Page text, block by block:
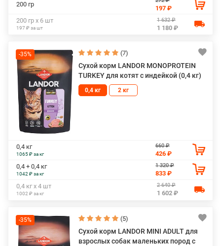
200 гр
197 ₽
200 гр х 6 шт
197 ₽ за шт
1 632 ₽
1 180 ₽
-35% (7)
Сухой корм LANDOR MONOPROTEIN
TURKEY для котят с индейкой (0,4 кг)
0,4 кг 2 кг
0,4 кг
1065 ₽ за кг
660 ₽
426 ₽
0,4 + 0,4 кг
1042 ₽ за кг
1 320 ₽
833 ₽
0,4 кг х 4 шт
1002 ₽ за кг
2 640 ₽
1 602 ₽
-35% (5)
Сухой корм LANDOR MINI ADULT для
взрослых собак маленьких пород с